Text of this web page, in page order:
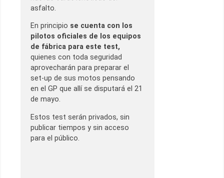
asfalto.
En principio se cuenta con los
pilotos oficiales de los equipos
de fábrica para este test,
quienes con toda seguridad
aprovecharán para preparar el
set-up de sus motos pensando
en el GP que allí se disputará el 21
de mayo.
Estos test serán privados, sin
publicar tiempos y sin acceso
para el público.